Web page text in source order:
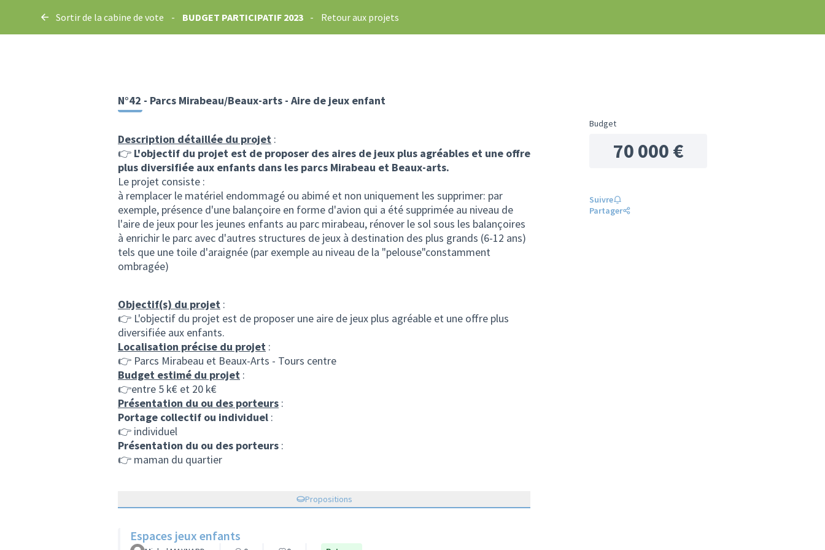
Sortir de la cabine de vote - BUDGET PARTICIPATIF 2023 - Retour aux projets
N°42 - Parcs Mirabeau/Beaux-arts - Aire de jeux enfant
Description détaillée du projet :
👉 L'objectif du projet est de proposer des aires de jeux plus agréables et une offre
plus diversifiée aux enfants dans les parcs Mirabeau et Beaux-arts.
Le projet consiste :
à remplacer le matériel endommagé ou abimé et non uniquement les supprimer: par
exemple, présence d'une balançoire en forme d'avion qui a été supprimée au niveau de
l'aire de jeux pour les jeunes enfants au parc mirabeau, rénover le sol sous les balançoires
à enrichir le parc avec d'autres structures de jeux à destination des plus grands (6-12 ans)
tels que une toile d'araignée (par exemple au niveau de la "pelouse"constamment
ombragée)
Objectif(s) du projet :
👉 L'objectif du projet est de proposer une aire de jeux plus agréable et une offre plus
diversifiée aux enfants.
Localisation précise du projet :
👉 Parcs Mirabeau et Beaux-Arts - Tours centre
Budget estimé du projet :
👉entre 5 k€ et 20 k€
Présentation du ou des porteurs :
Portage collectif ou individuel :
👉 individuel
Présentation du ou des porteurs :
👉 maman du quartier
Propositions
Espaces jeux enfants
Budget
70 000 €
Suivre
Partager